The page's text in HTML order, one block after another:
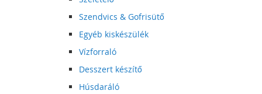
Szendvics & Gofrisütő
Egyéb kiskészülék
Vízforraló
Desszert készítő
Húsdaráló